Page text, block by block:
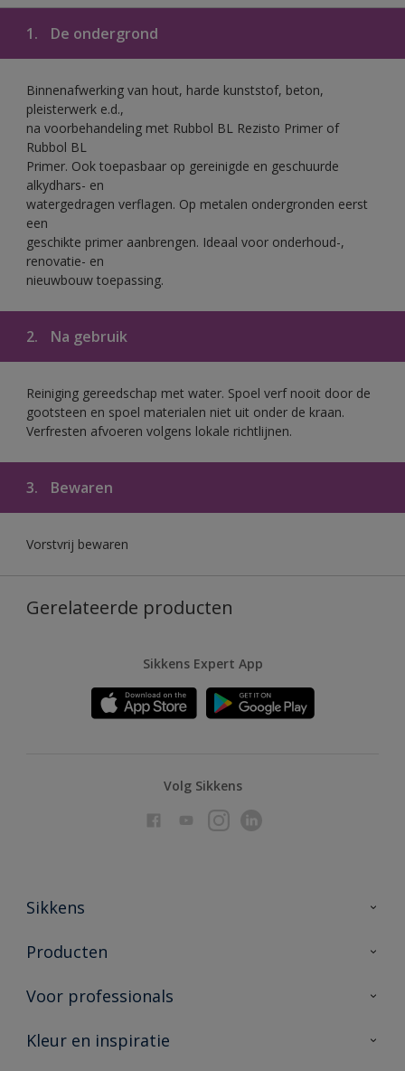
1. De ondergrond
Binnenafwerking van hout, harde kunststof, beton,
pleisterwerk e.d.,
na voorbehandeling met Rubbol BL Rezisto Primer of
Rubbol BL
Primer. Ook toepasbaar op gereinigde en geschuurde
alkydhars- en
watergedragen verflagen. Op metalen ondergronden eerst
een
geschikte primer aanbrengen. Ideaal voor onderhoud-,
renovatie- en
nieuwbouw toepassing.
2. Na gebruik
Reiniging gereedschap met water. Spoel verf nooit door de
gootsteen en spoel materialen niet uit onder de kraan.
Verfresten afvoeren volgens lokale richtlijnen.
3. Bewaren
Vorstvrij bewaren
Gerelateerde producten
Sikkens Expert App
Volg Sikkens
Sikkens
Over Sikkens
Duurzaamheid
Producten
Producten voor binnen
Vind je verkooppunt
Voor professionals
Advies & service
Kleur en inspiratie